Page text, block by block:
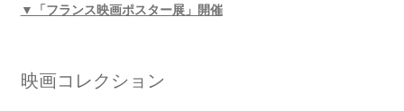
▼「フランス映画ポスター展」開催
映画コレクション